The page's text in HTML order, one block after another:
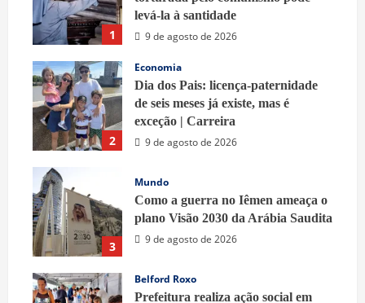
1
levá-la à santidade
9 de agosto de 2026
2
Economia
Dia dos Pais: licença-paternidade
de seis meses já existe, mas é
exceção | Carreira
9 de agosto de 2026
3
Mundo
Como a guerra no Iêmen ameaça o
plano Visão 2030 da Arábia Saudita
9 de agosto de 2026
Belford Roxo
Prefeitura realiza ação social em